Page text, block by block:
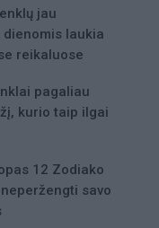
jau
laukia
reikaluose
pagaliau
kurio taip ilgai
12 Zodiako
savo